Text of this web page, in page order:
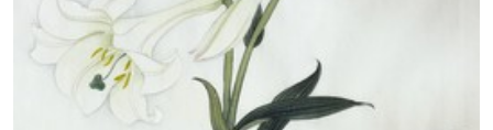
報讀同一學歷頒授課程內其他單元
個別課程為須報讀同一學歷頒授課程及其他單元或繳
交下期學費的學員，提供網上服務，如學員就讀的課